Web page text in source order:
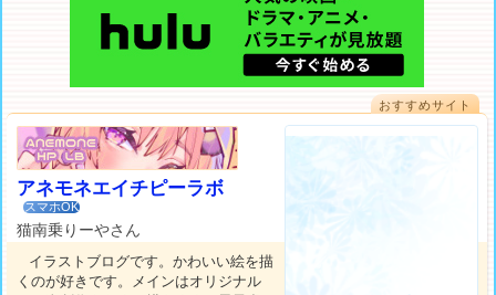
おすすめサイト
アネモネエイチピーラボ
スマホOK
猫南乗りーやさん
イラストブログです。かわいい絵を描
くのが好きです。メインはオリジナル